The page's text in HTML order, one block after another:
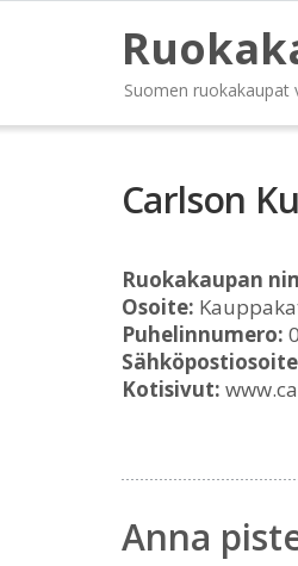
Suomen ruokakaupat
Carlson
Ruokakaupan
Osoite:
Puhelinnumero:
Kotisivut:
Anna